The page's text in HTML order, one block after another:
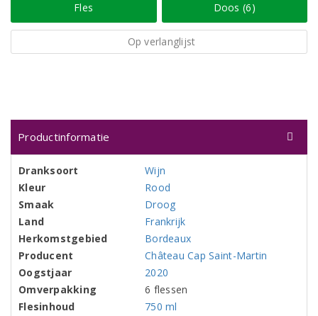
Fles Doos (6)
Op verlanglijst
Productinformatie
Dranksoort
Wijn
Kleur
Rood
Smaak
Droog
Land
Frankrijk
Herkomstgebied
Bordeaux
Producent
Château Cap Saint-Martin
Oogstjaar
2020
Omverpakking
6 flessen
Flesinhoud
750 ml